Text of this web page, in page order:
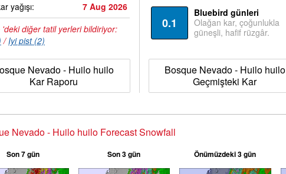
yağışı:
7 Aug 2026
'deki diğer tatil yerleri bildiriyor:
/Iyi pist (2)
Nevado - Huilo huilo
Kar Raporu
0.1
Bluebird günleri
Olağan kar, çoğunlukla
güneşli, hafif rüzgâr.
Bosque Nevado - Huilo huilo
Geçmişteki Kar
Nevado - Huilo huilo Forecast Snowfall
Son 7 gün Son 3 gün Önümüzdeki 3 gün